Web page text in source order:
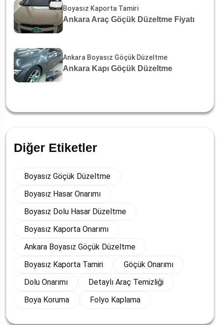
Boyasız Kaporta Tamiri
Ankara Araç Göçük Düzeltme Fiyatı
Ankara Boyasız Göçük Düzeltme
Ankara Kapı Göçük Düzeltme
Diğer Etiketler
Boyasız Göçük Düzeltme
Boyasız Hasar Onarımı
Boyasız Dolu Hasar Düzeltme
Boyasız Kaporta Onarımı
Ankara Boyasız Göçük Düzeltme
Boyasız Kaporta Tamiri
Göçük Onarımı
Dolu Onarımı
Detaylı Araç Temizliği
Boya Koruma
Folyo Kaplama